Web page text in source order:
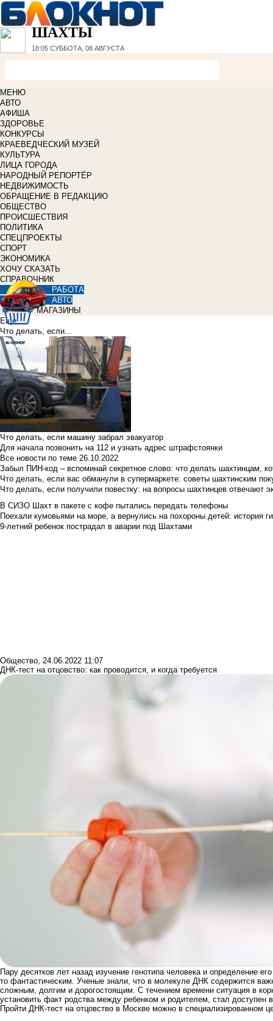
ШАХТЫ
18:05 СУББОТА, 08 АВГУСТА
МЕНЮ
АВТО
АФИША
ЗДОРОВЬЕ
КОНКУРСЫ
КРАЕВЕДЧЕСКИЙ МУЗЕЙ
КУЛЬТУРА
ЛИЦА ГОРОДА
НАРОДНЫЙ РЕПОРТЁР
НЕДВИЖИМОСТЬ
ОБРАЩЕНИЕ В РЕДАКЦИЮ
ОБЩЕСТВО
ПРОИСШЕСТВИЯ
ПОЛИТИКА
СПЕЦПРОЕКТЫ
СПОРТ
ЭКОНОМИКА
ХОЧУ СКАЗАТЬ
СПРАВОЧНИК
РАБОТА
АВТО
МАГАЗИНЫ
Еще
Что делать, если...
Что делать, если машину забрал эвакуатор
Для начала позвонить на 112 и узнать адрес штрафстоянки
Все новости по теме 26.10.2022
Забыл ПИН-код – вспоминай секретное слово: что делать шахтинцам,
Что делать, если вас обманули в супермаркете: советы шахтинским
Что делать, если получили повестку: на вопросы шахтинцев отвечают
В СИЗО Шахт в пакете с кофе пытались передать телефоны
Поехали кумовьями на море, а вернулись на похороны детей: история
9-летний ребенок пострадал в аварии под Шахтами
Общество, 24.06.2022 11:07
ДНК-тест на отцовство: как проводится, и когда требуется
Пару десятков лет назад изучение генотипа человека и определение
то фантастическим. Ученые знали, что в молекуле ДНК содержится
сложным, долгим и дорогостоящим. С течением времени ситуация в
установить факт родства между ребенком и родителем, стал
Пройти ДНК-тест на отцовство в Москве можно в специализированном